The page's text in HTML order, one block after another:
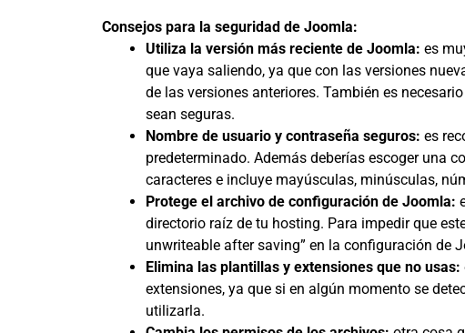
Consejos para la seguridad de Joomla:
Utiliza la versión más reciente de Joomla: es
que vaya saliendo, ya que con las versiones
de las versiones anteriores. También es
sean seguras.
Nombre de usuario y contraseña seguros: es
predeterminado. Además deberías escoger una
caracteres e incluye mayúsculas, minúsculas,
Protege el archivo de configuración de Joomla:
directorio raíz de tu hosting. Para impedir que
unwriteable after saving” en la configuración de
Elimina las plantillas y extensiones que no usas:
extensiones, ya que si en algún momento se
utilizarla.